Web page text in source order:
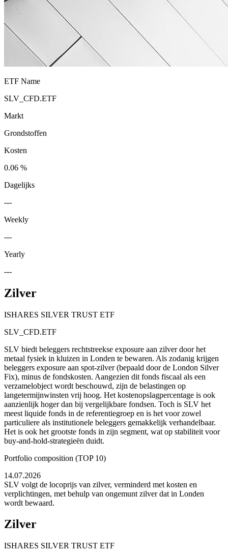
ETF Name
SLV_CFD.ETF
Markt
Grondstoffen
Kosten
0.06 %
Dagelijks
---
Weekly
---
Yearly
---
Zilver
ISHARES SILVER TRUST ETF
SLV_CFD.ETF
SLV biedt beleggers rechtstreekse exposure aan zilver door het
metaal fysiek in kluizen in Londen te bewaren. Als zodanig krijgen
beleggers exposure aan spot-zilver (bepaald door de London Silver
Fix), minus de fondskosten. Aangezien dit fonds fiscaal als een
verzamelobject wordt beschouwd, zijn de belastingen op
langetermijnwinsten vrij hoog. Het kostenopslagpercentage is ook
aanzienlijk hoger dan bij vergelijkbare fondsen. Toch is SLV het
meest liquide fonds in de referentiegroep en is het voor zowel
particuliere als institutionele beleggers gemakkelijk verhandelbaar.
Het is ook het grootste fonds in zijn segment, wat op stabiliteit voor
buy-and-hold-strategieën duidt.
Portfolio composition (TOP 10)
14.07.2026
SLV volgt de locoprijs van zilver, verminderd met kosten en
verplichtingen, met behulp van ongemunt zilver dat in Londen
wordt bewaard.
Zilver
ISHARES SILVER TRUST ETF